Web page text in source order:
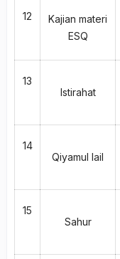
12
Kajian materi
ESQ
13
Istirahat
14
Qiyamul lail
15
Sahur